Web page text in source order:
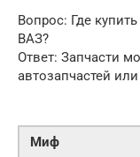
Вопрос: Где
ВАЗ?
Ответ: Запчасти
автозапчастей
Миф